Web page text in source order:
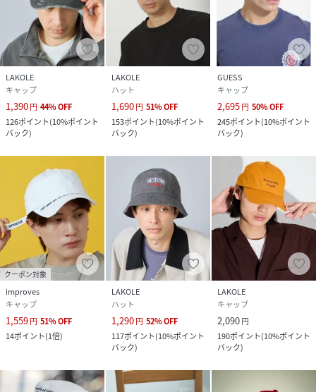
LAKOLE
キャップ
1,390円 44%OFF
126ポイント(10%ポイント
バック)
LAKOLE
ハット
1,690円 51%OFF
153ポイント(10%ポイント
バック)
GUESS
キャップ
2,695円 50%OFF
245ポイント(10%ポイント
バック)
クーポン対象
improves
キャップ
1,559円 51%OFF
14ポイント(1倍)
LAKOLE
ハット
1,290円 52%OFF
117ポイント(10%ポイント
バック)
LAKOLE
キャップ
2,090円
190ポイント(10%ポイント
バック)